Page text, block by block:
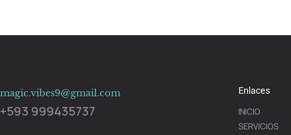
magic.vibes9@gmail.com
+593 999435737
Enlaces
INICIO
SERVICIOS